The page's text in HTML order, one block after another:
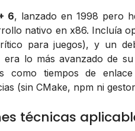
6, lanzado en 1998 pero
nativo en x86. Incluía
para juegos), y un
era lo más avanzado de
como tiempos de
(sin CMake, npm ni
técnicas